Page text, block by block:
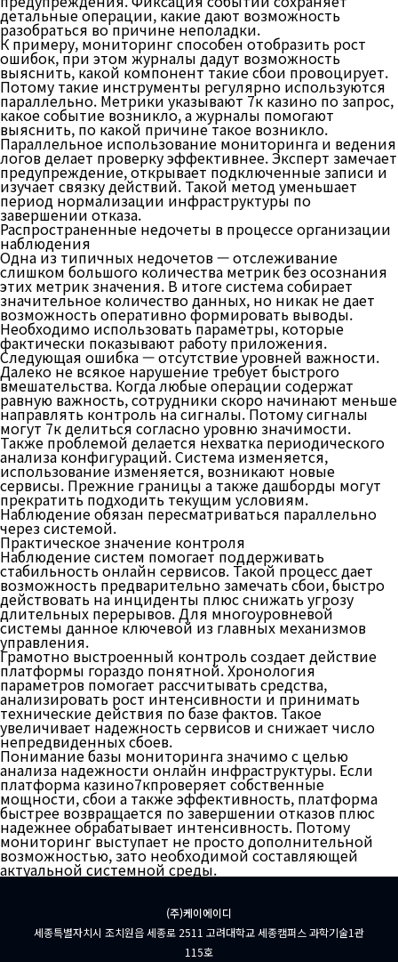
детальные операции, какие дают возможность
разобраться во причине неполадки.
К примеру, мониторинг способен отобразить рост
ошибок, при этом журналы дадут возможность
выяснить, какой компонент такие сбои провоцирует.
Потому такие инструменты регулярно используются
параллельно. Метрики указывают 7к казино по запрос,
какое событие возникло, а журналы помогают
выяснить, по какой причине такое возникло.
Параллельное использование мониторинга и ведения
логов делает проверку эффективнее. Эксперт замечает
предупреждение, открывает подключенные записи и
изучает связку действий. Такой метод уменьшает
период нормализации инфраструктуры по
завершении отказа.
Распространенные недочеты в процессе организации
наблюдения
Одна из типичных недочетов — отслеживание
слишком большого количества метрик без осознания
этих метрик значения. В итоге система собирает
значительное количество данных, но никак не дает
возможность оперативно формировать выводы.
Необходимо использовать параметры, которые
фактически показывают работу приложения.
Следующая ошибка — отсутствие уровней важности.
Далеко не всякое нарушение требует быстрого
вмешательства. Когда любые операции содержат
равную важность, сотрудники скоро начинают меньше
направлять контроль на сигналы. Потому сигналы
могут 7к делиться согласно уровню значимости.
Также проблемой делается нехватка периодического
анализа конфигураций. Система изменяется,
использование изменяется, возникают новые
сервисы. Прежние границы а также дашборды могут
прекратить подходить текущим условиям.
Наблюдение обязан пересматриваться параллельно
через системой.
Практическое значение контроля
Наблюдение систем помогает поддерживать
стабильность онлайн сервисов. Такой процесс дает
возможность предварительно замечать сбои, быстро
действовать на инциденты плюс снижать угрозу
длительных перерывов. Для многоуровневой
системы данное ключевой из главных механизмов
управления.
Грамотно выстроенный контроль создает действие
платформы гораздо понятной. Хронология
параметров помогает рассчитывать средства,
анализировать рост интенсивности и принимать
технические действия по базе фактов. Такое
увеличивает надежность сервисов и снижает число
непредвиденных сбоев.
Понимание базы мониторинга значимо с целью
анализа надежности онлайн инфраструктуры. Если
платформа казино7кпроверяет собственные
мощности, сбои а также эффективность, платформа
быстрее возвращается по завершении отказов плюс
надежнее обрабатывает интенсивность. Потому
мониторинг выступает не просто дополнительной
возможностью, зато необходимой составляющей
актуальной системной среды.
(주)케이에이디
세종특별자치시 조치원읍 세종로 2511 고려대학교 세종캠퍼스 과학기술1관
115호